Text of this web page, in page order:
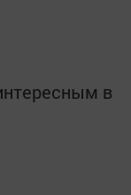
в